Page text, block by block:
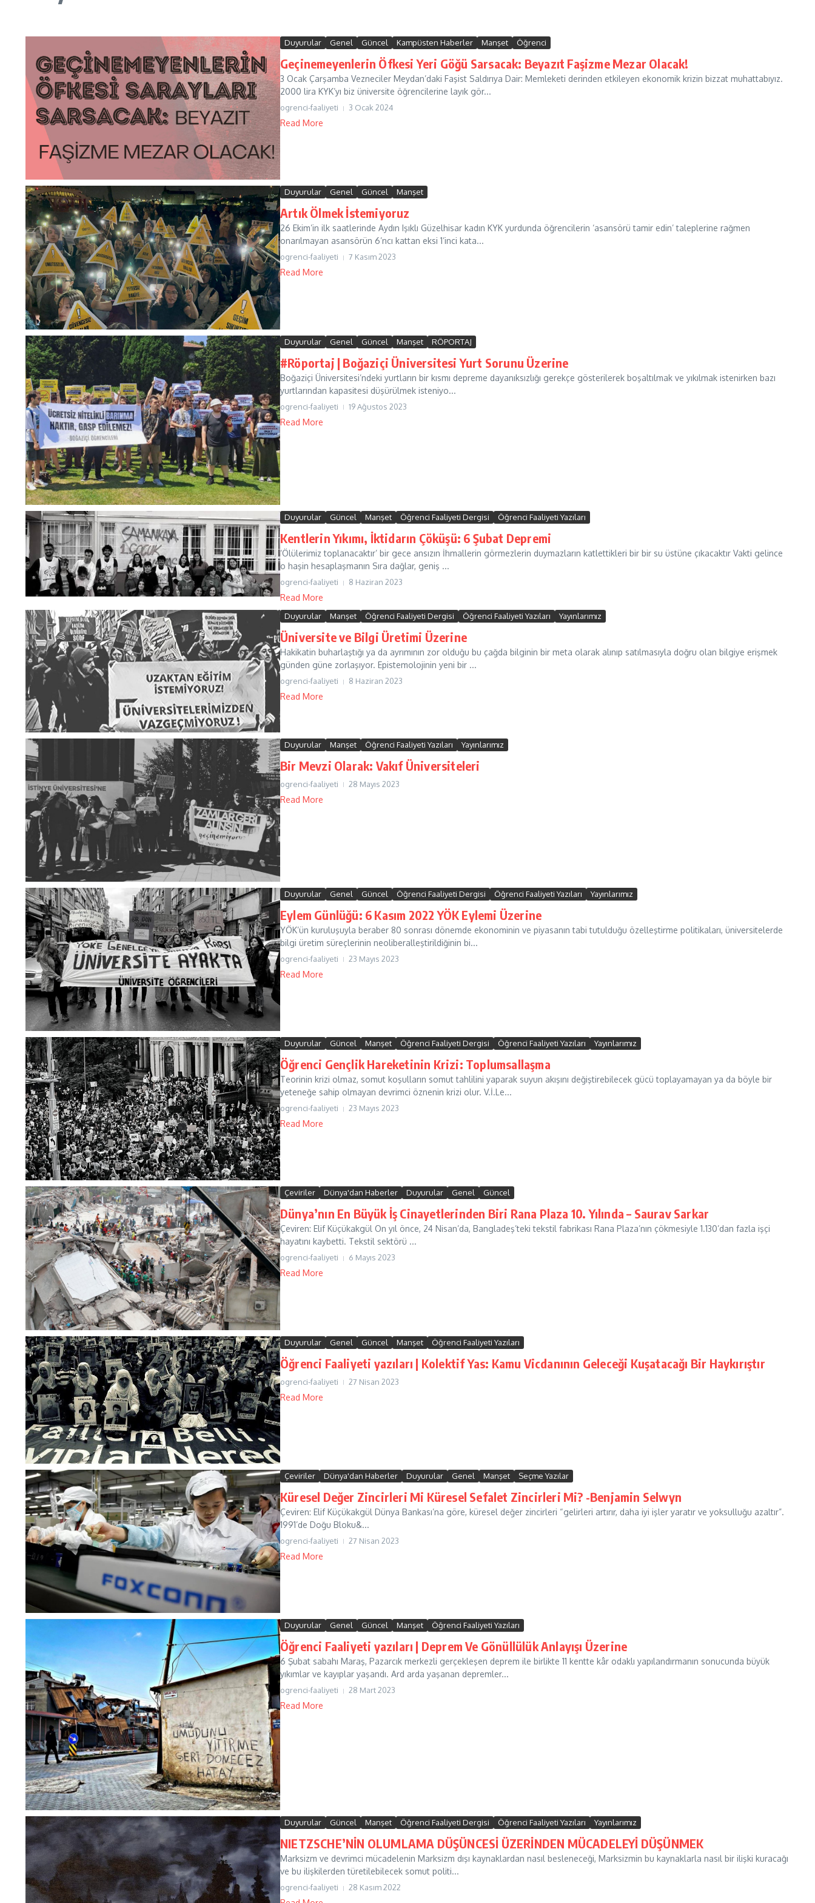
Duyurular Genel Güncel Kampüsten Haberler Manşet Öğrenci
Geçinemeyenlerin Öfkesi Yeri Göğü Sarsacak: Beyazıt Faşizme Mezar Olacak!
3 Ocak Çarşamba Vezneciler Meydan’daki Faşist Saldırıya Dair: Memleketi derinden etkileyen ekonomik krizin bizzat muhattabıyız.
2000 lira KYK’yı biz üniversite öğrencilerine layık gör...
ogrenci-faaliyeti 3 Ocak 2024
Read More
Duyurular Genel Güncel Manşet
Artık Ölmek İstemiyoruz
26 Ekim’in ilk saatlerinde Aydın Işıklı Güzelhisar kadın KYK yurdunda öğrencilerin ‘asansörü tamir edin’ taleplerine rağmen
onarılmayan asansörün 6’ncı kattan eksi 1’inci kata...
ogrenci-faaliyeti 7 Kasım 2023
Read More
Duyurular Genel Güncel Manşet RÖPORTAJ
#Röportaj | Boğaziçi Üniversitesi Yurt Sorunu Üzerine
Boğaziçi Üniversitesi’ndeki yurtların bir kısmı depreme dayanıksızlığı gerekçe gösterilerek boşaltılmak ve yıkılmak istenirken bazı
yurtlarından kapasitesi düşürülmek isteniyo...
ogrenci-faaliyeti 19 Ağustos 2023
Read More
Duyurular Güncel Manşet Öğrenci Faaliyeti Dergisi Öğrenci Faaliyeti Yazıları
Kentlerin Yıkımı, İktidarın Çöküşü: 6 Şubat Depremi
‘Ölülerimiz toplanacaktır’ bir gece ansızın İhmallerin görmezlerin duymazların katlettikleri bir bir su üstüne çıkacaktır Vakti gelince
o haşin hesaplaşmanın Sıra dağlar, geniş ...
ogrenci-faaliyeti 8 Haziran 2023
Read More
Duyurular Manşet Öğrenci Faaliyeti Dergisi Öğrenci Faaliyeti Yazıları Yayınlarımız
Üniversite ve Bilgi Üretimi Üzerine
Hakikatin buharlaştığı ya da ayrımının zor olduğu bu çağda bilginin bir meta olarak alınıp satılmasıyla doğru olan bilgiye erişmek
günden güne zorlaşıyor. Epistemolojinin yeni bir ...
ogrenci-faaliyeti 8 Haziran 2023
Read More
Duyurular Manşet Öğrenci Faaliyeti Yazıları Yayınlarımız
Bir Mevzi Olarak: Vakıf Üniversiteleri
ogrenci-faaliyeti 28 Mayıs 2023
Read More
Duyurular Genel Güncel Öğrenci Faaliyeti Dergisi Öğrenci Faaliyeti Yazıları Yayınlarımız
Eylem Günlüğü: 6 Kasım 2022 YÖK Eylemi Üzerine
YÖK’ün kuruluşuyla beraber 80 sonrası dönemde ekonominin ve piyasanın tabi tutulduğu özelleştirme politikaları, üniversitelerde
bilgi üretim süreçlerinin neoliberalleştirildiğinin bi...
ogrenci-faaliyeti 23 Mayıs 2023
Read More
Duyurular Güncel Manşet Öğrenci Faaliyeti Dergisi Öğrenci Faaliyeti Yazıları Yayınlarımız
Öğrenci Gençlik Hareketinin Krizi: Toplumsallaşma
Teorinin krizi olmaz, somut koşulların somut tahlilini yaparak suyun akışını değiştirebilecek gücü toplayamayan ya da böyle bir
yeteneğe sahip olmayan devrimci öznenin krizi olur. V.İ.Le...
ogrenci-faaliyeti 23 Mayıs 2023
Read More
Çeviriler Dünya'dan Haberler Duyurular Genel Güncel
Dünya’nın En Büyük İş Cinayetlerinden Biri Rana Plaza 10. Yılında – Saurav Sarkar
Çeviren: Elif Küçükakgül On yıl önce, 24 Nisan’da, Bangladeş’teki tekstil fabrikası Rana Plaza’nın çökmesiyle 1.130’dan fazla işçi
hayatını kaybetti. Tekstil sektörü ...
ogrenci-faaliyeti 6 Mayıs 2023
Read More
Duyurular Genel Güncel Manşet Öğrenci Faaliyeti Yazıları
Öğrenci Faaliyeti yazıları | Kolektif Yas: Kamu Vicdanının Geleceği Kuşatacağı Bir Haykırıştır
ogrenci-faaliyeti 27 Nisan 2023
Read More
Çeviriler Dünya'dan Haberler Duyurular Genel Manşet Seçme Yazılar
Küresel Değer Zincirleri Mi Küresel Sefalet Zincirleri Mi? -Benjamin Selwyn
Çeviren: Elif Küçükakgül Dünya Bankası’na göre, küresel değer zincirleri “gelirleri artırır, daha iyi işler yaratır ve yoksulluğu azaltır”.
1991’de Doğu Bloku&...
ogrenci-faaliyeti 27 Nisan 2023
Read More
Duyurular Genel Güncel Manşet Öğrenci Faaliyeti Yazıları
Öğrenci Faaliyeti yazıları | Deprem Ve Gönüllülük Anlayışı Üzerine
6 Şubat sabahı Maraş, Pazarcık merkezli gerçekleşen deprem ile birlikte 11 kentte kâr odaklı yapılandırmanın sonucunda büyük
yıkımlar ve kayıplar yaşandı. Ard arda yaşanan depremler...
ogrenci-faaliyeti 28 Mart 2023
Read More
Duyurular Güncel Manşet Öğrenci Faaliyeti Dergisi Öğrenci Faaliyeti Yazıları Yayınlarımız
NIETZSCHE’NİN OLUMLAMA DÜŞÜNCESİ ÜZERİNDEN MÜCADELEYİ DÜŞÜNMEK
Marksizm ve devrimci mücadelenin Marksizm dışı kaynaklardan nasıl besleneceği, Marksizmin bu kaynaklarla nasıl bir ilişki kuracağı
ve bu ilişkilerden türetilebilecek somut politi...
ogrenci-faaliyeti 28 Kasım 2022